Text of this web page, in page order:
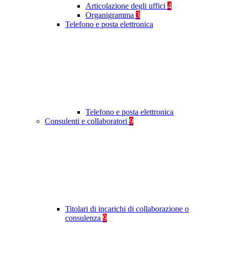
Articolazione degli uffici 4
Organigramma 3
Telefono e posta elettronica
Telefono e posta elettronica
Consulenti e collaboratori 9
Titolari di incarichi di collaborazione o
consulenza 9